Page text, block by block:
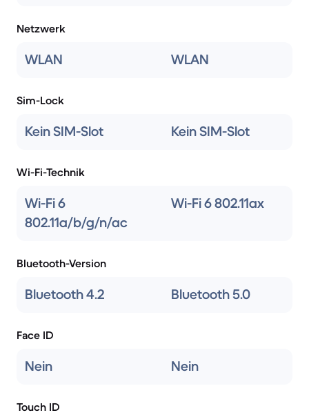
Netzwerk
WLAN WLAN
Sim-Lock
Kein SIM-Slot Kein SIM-Slot
Wi-Fi-Technik
Wi-Fi 6
802.11a/b/g/n/ac
Wi-Fi 6 802.11ax
Bluetooth-Version
Bluetooth 4.2 Bluetooth 5.0
Face ID
Nein Nein
Touch ID